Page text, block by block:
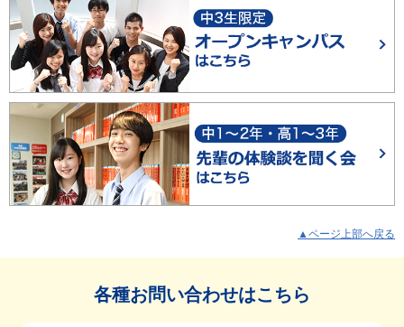
▲ページ上部へ戻る
各種お問い合わせはこちら